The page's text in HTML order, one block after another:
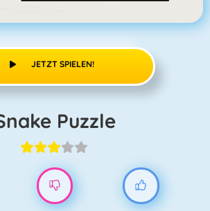
JETZT SPIELEN!
Snake Puzzle